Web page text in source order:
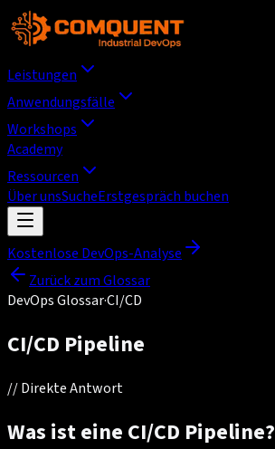
Leistungen
Anwendungsfälle
Workshops
Academy
Ressourcen
Über unsSucheErstgespräch buchen
Kostenlose DevOps-Analyse
Zurück zum Glossar
DevOps Glossar·CI/CD
CI/CD Pipeline
//Direkte Antwort
Was ist eine CI/CD Pipeline?